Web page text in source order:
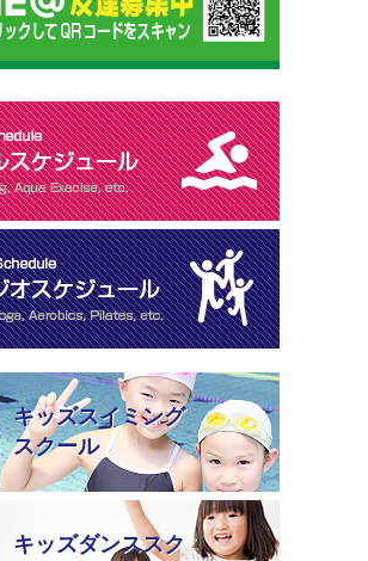
キッズスイミング
スクール
キッズダンススク